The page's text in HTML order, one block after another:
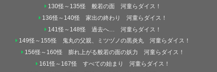
130怪～135怪 般若の面 河童らダイス！
136怪～140怪 家出の終わり 河童らダイス！
141怪～148怪 過去へ… 河童らダイス！
149怪～155怪 鬼丸の父親、ミツヅノの黒炎丸 河童らダイス！
156怪～160怪 膨れ上がる般若の面の妖力 河童らダイス！
161怪～167怪 すべての始まり 河童らダイス！